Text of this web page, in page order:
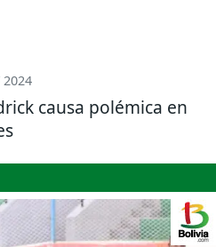
2024
causa polémica en